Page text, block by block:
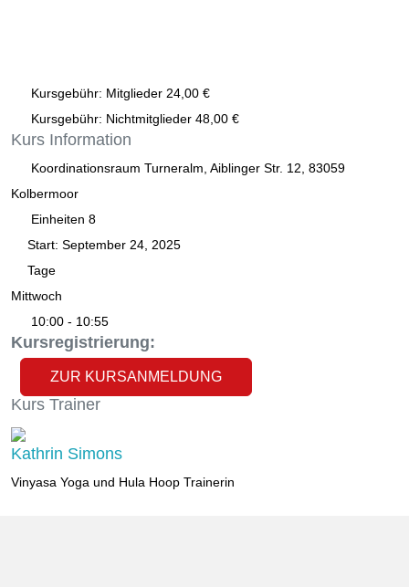
Kursgebühr: Mitglieder 24,00 €
Kursgebühr: Nichtmitglieder 48,00 €
Kurs Information
Koordinationsraum Turneralm, Aiblinger Str. 12, 83059
Kolbermoor
Einheiten 8
Start: September 24, 2025
Tage
Mittwoch
10:00 - 10:55
Kursregistrierung:
ZUR KURSANMELDUNG
Kurs Trainer
Kathrin Simons
Vinyasa Yoga und Hula Hoop Trainerin